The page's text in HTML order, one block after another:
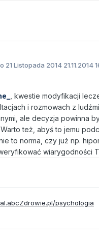
21 Listopada 2014 21.11.2014
, kwestie modyfikacji
i rozmowach z
ale decyzja powinna
też, abyś to jemu
to norma, czy już np.
wiarygodności
psychologia